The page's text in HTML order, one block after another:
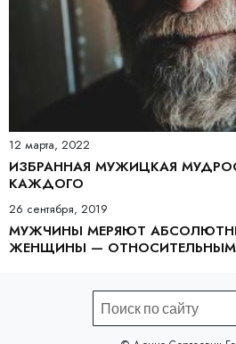
12 марта, 2022
ИЗБРАННАЯ МУЖИЦКАЯ
КАЖДОГО
26 сентября, 2019
МУЖЧИНЫ МЕРЯЮТ
ЖЕНЩИНЫ —